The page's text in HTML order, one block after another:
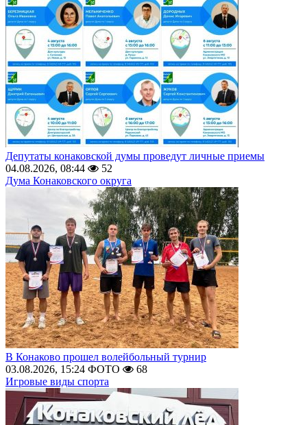
Депутаты конаковской думы проведут личные приемы
04.08.2026, 08:44
52
Дума Конаковского округа
В Конаково прошел волейбольный турнир
03.08.2026, 15:24 ФОТО
68
Игровые виды спорта